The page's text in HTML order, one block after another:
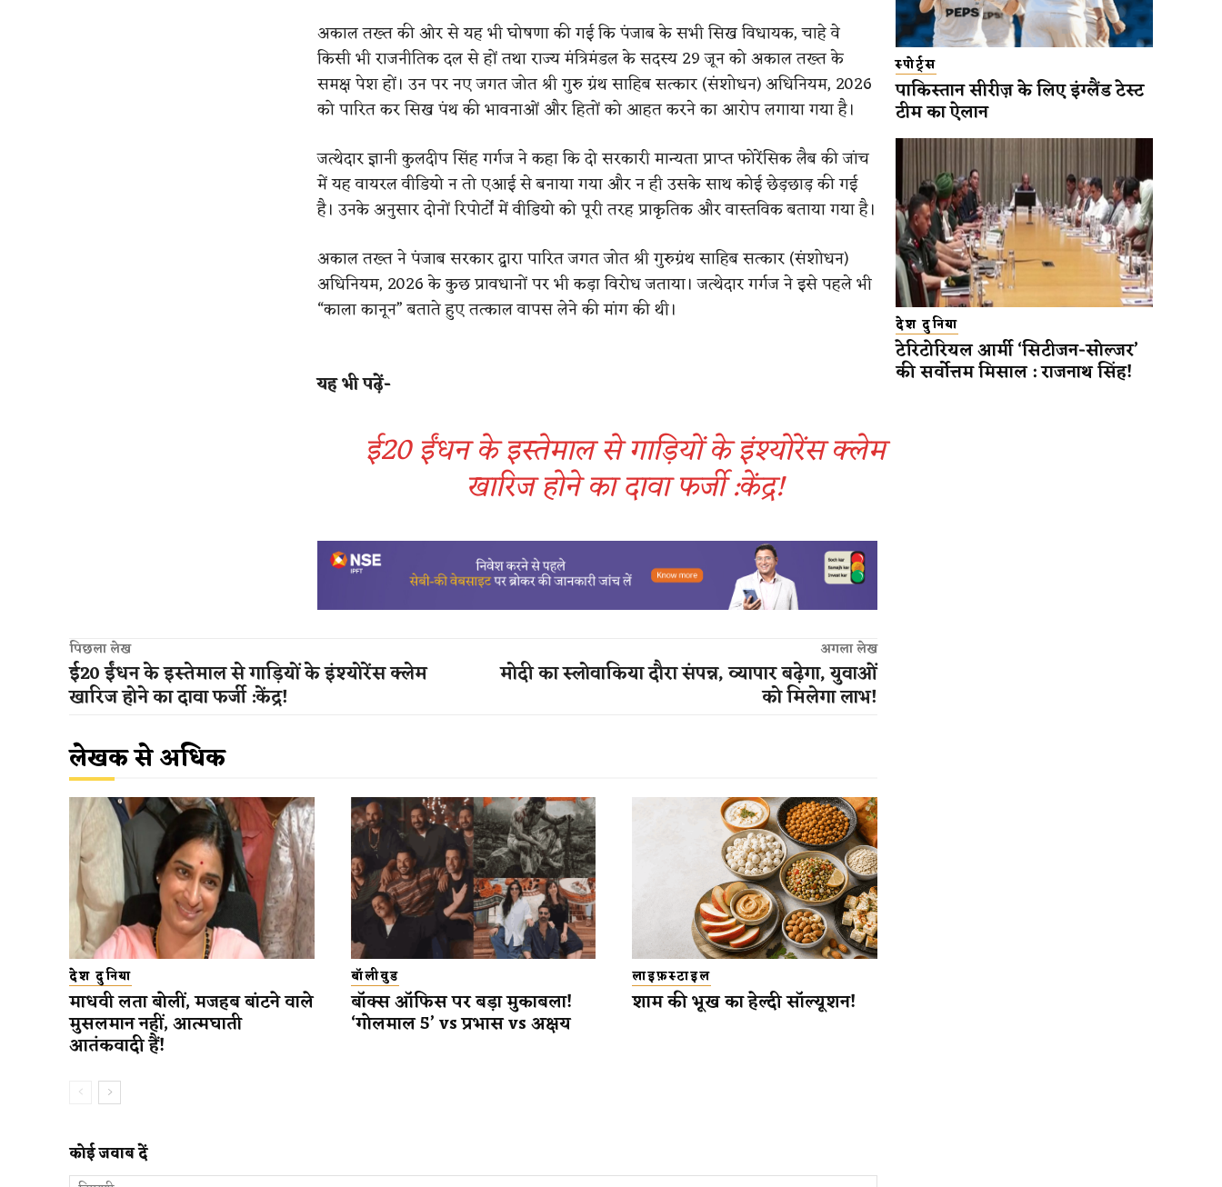
अकाल तख्त की ओर से यह भी घोषणा की गई कि पंजाब के सभी सिख विधायक, चाहे वे
किसी भी राजनीतिक दल से हों तथा राज्य मंत्रिमंडल के सदस्य 29 जून को अकाल तख्त के
समक्ष पेश हों। उन पर नए जगत जोत श्री गुरु ग्रंथ साहिब सत्कार (संशोधन) अधिनियम, 2026
को पारित कर सिख पंथ की भावनाओं और हितों को आहत करने का आरोप लगाया गया है।
जत्थेदार ज्ञानी कुलदीप सिंह गर्गज ने कहा कि दो सरकारी मान्यता प्राप्त फोरेंसिक लैब की जांच
में यह वायरल वीडियो न तो एआई से बनाया गया और न ही उसके साथ कोई छेड़छाड़ की गई
है। उनके अनुसार दोनों रिपोर्टों में वीडियो को पूरी तरह प्राकृतिक और वास्तविक बताया गया है।
अकाल तख्त ने पंजाब सरकार द्वारा पारित जगत जोत श्री गुरुग्रंथ साहिब सत्कार (संशोधन)
अधिनियम, 2026 के कुछ प्रावधानों पर भी कड़ा विरोध जताया। जत्थेदार गर्गज ने इसे पहले भी
“काला कानून” बताते हुए तत्काल वापस लेने की मांग की थी।
यह भी पढ़ें-
​​ई20 ईंधन के इस्तेमाल से गाड़ियों के इंश्योरेंस क्लेम
खारिज होने का दावा फर्जी :केंद्र​!
पिछला लेख
​​ई20 ईंधन के इस्तेमाल से गाड़ियों के इंश्योरेंस क्लेम
खारिज होने का दावा फर्जी :केंद्र​!
अगला लेख
मोदी का स्लोवाकिया दौरा संपन्न, व्यापार बढ़ेगा, युवाओं
को मिलेगा लाभ!
लेखक से अधिक
देश दुनिया
माधवी लता बोलीं, मजहब बांटने वाले
मुसलमान नहीं, आत्मघाती
आतंकवादी हैं!
बॉलीवुड
बॉक्स ऑफिस पर बड़ा मुकाबला!
‘गोलमाल 5’ vs प्रभास vs अक्षय
लाइफ़स्टाइल
शाम की भूख का हेल्दी सॉल्यूशन!
कोई जवाब दें
स्पोर्ट्स
पाकिस्तान सीरीज़ के लिए इंग्लैंड टेस्ट
टीम का ऐलान
देश दुनिया
टेरिटोरियल आर्मी ‘सिटीजन-सोल्जर’
की सर्वोत्तम मिसाल : राजनाथ सिंह!